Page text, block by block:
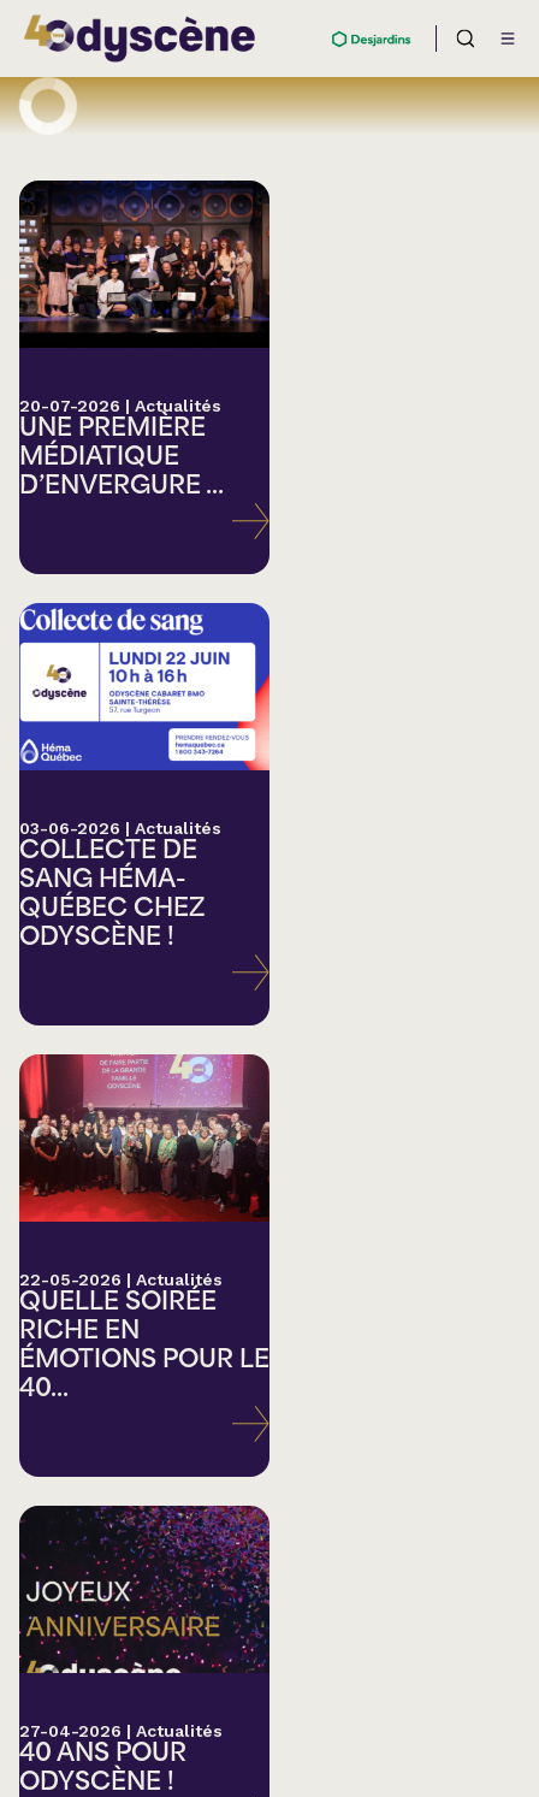
20-07-2026 | Actualités
UNE PREMIÈRE
MÉDIATIQUE
D’ENVERGURE ...
03-06-2026 | Actualités
COLLECTE DE
SANG HÉMA-
QUÉBEC CHEZ
ODYSCÈNE !
22-05-2026 | Actualités
QUELLE SOIRÉE
RICHE EN
ÉMOTIONS POUR LE
40...
27-04-2026 | Actualités
40 ANS POUR
ODYSCÈNE !